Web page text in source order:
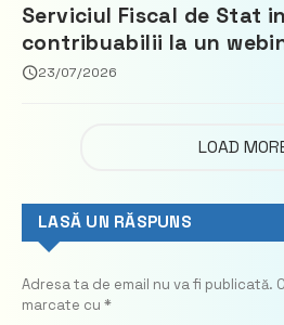
Serviciul Fiscal de Stat
contribuabilii la un
privind calculul
23/07/2026
LOAD
LASĂ UN RĂSPUNS
Adresa ta de email nu va fi publicată.
marcate cu *